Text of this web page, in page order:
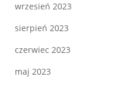
wrzesień 2023
sierpień 2023
czerwiec 2023
maj 2023